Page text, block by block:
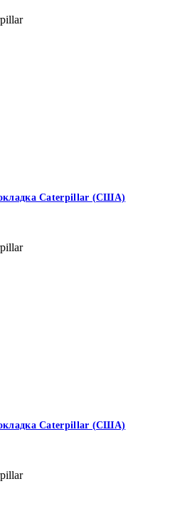
Caterpillar (США)
Caterpillar (США)